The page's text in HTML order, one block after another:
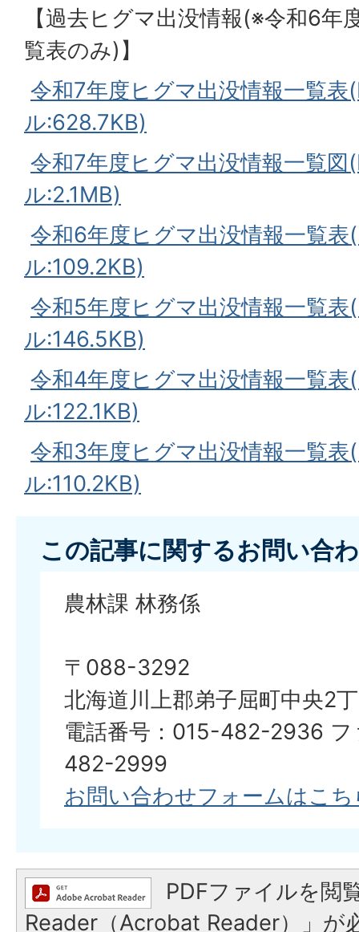
【過去ヒグマ出没情報(※令和6年
覧表のみ)】
令和7年度ヒグマ出没情報一覧表
ル:628.7KB)
令和7年度ヒグマ出没情報一覧図
ル:2.1MB)
令和6年度ヒグマ出没情報一覧表
ル:109.2KB)
令和5年度ヒグマ出没情報一覧表
ル:146.5KB)
令和4年度ヒグマ出没情報一覧表
ル:122.1KB)
令和3年度ヒグマ出没情報一覧表
ル:110.2KB)
この記事に関するお問い合
農林課 林務係
〒088-3292
北海道川上郡弟子屈町中央2
電話番号：015-482-2936
482-2999
お問い合わせフォームはこち
PDFファイルを閲
Reader（Acrobat Reader）」が